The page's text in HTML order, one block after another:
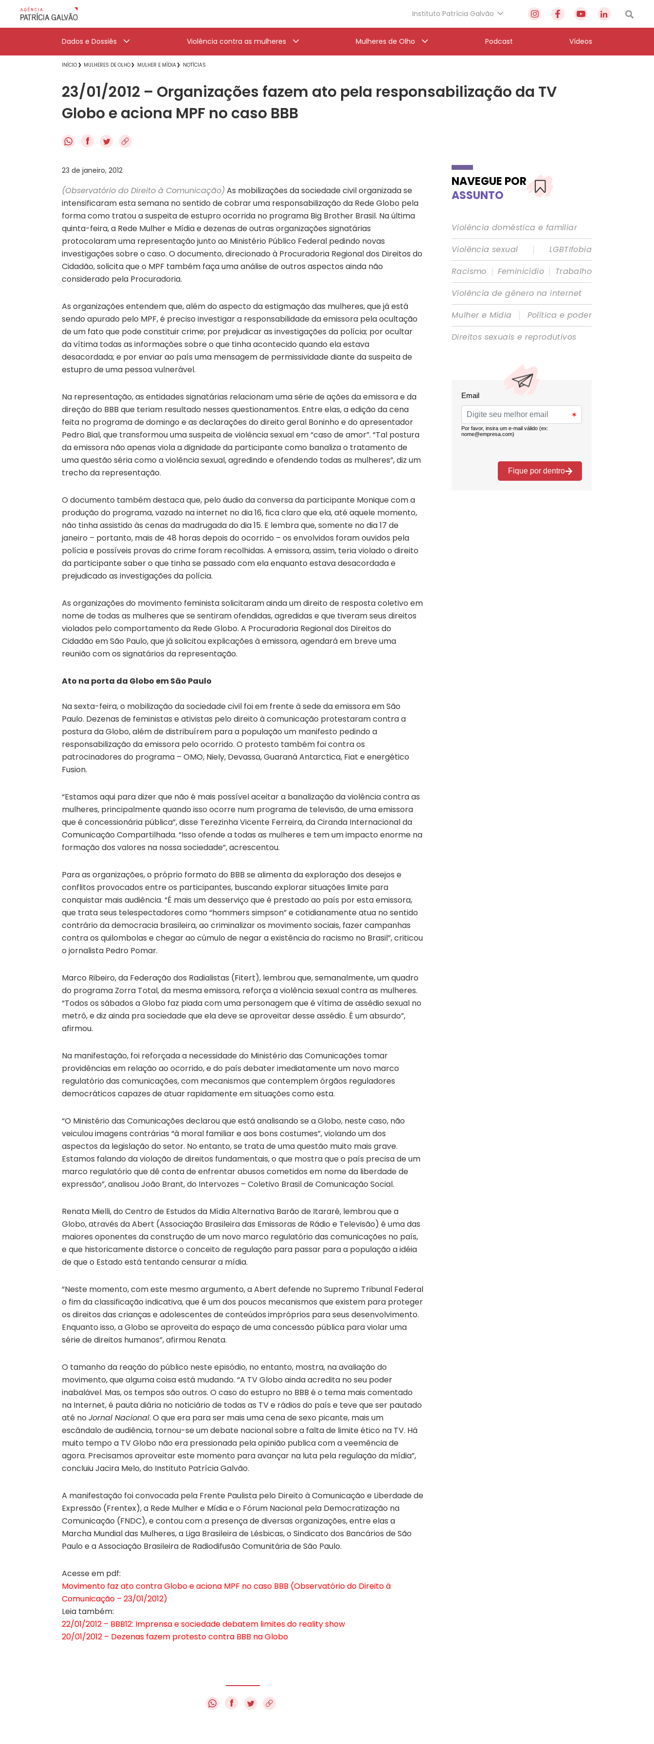
Instituto Patrícia Galvão
Dados e Dossiês Violência contra as mulheres Mulheres de Olho Podcast Vídeos
INÍCIO MULHERES DE OLHO MULHER E MÍDIA NOTÍCIAS
23/01/2012 – Organizações fazem ato pela responsabilização da TV
Globo e aciona MPF no caso BBB
f
23 de janeiro, 2012
(Observatório do Direito à Comunicação) As mobilizações da sociedade civil organizada se
intensificaram esta semana no sentido de cobrar uma responsabilização da Rede Globo pela
forma como tratou a suspeita de estupro ocorrida no programa Big Brother Brasil. Na última
quinta-feira, a Rede Mulher e Mídia e dezenas de outras organizações signatárias
protocolaram uma representação junto ao Ministério Público Federal pedindo novas
investigações sobre o caso. O documento, direcionado à Procuradoria Regional dos Direitos do
Cidadão, solicita que o MPF também faça uma análise de outros aspectos ainda não
considerado pela Procuradoria.
As organizações entendem que, além do aspecto da estigmação das mulheres, que já está
sendo apurado pelo MPF, é preciso investigar a responsabilidade da emissora pela ocultação
de um fato que pode constituir crime; por prejudicar as investigações da polícia; por ocultar
da vítima todas as informações sobre o que tinha acontecido quando ela estava
desacordada; e por enviar ao país uma mensagem de permissividade diante da suspeita de
estupro de uma pessoa vulnerável.
Na representação, as entidades signatárias relacionam uma série de ações da emissora e da
direção do BBB que teriam resultado nesses questionamentos. Entre elas, a edição da cena
feita no programa de domingo e as declarações do direito geral Boninho e do apresentador
Pedro Bial, que transformou uma suspeita de violência sexual em “caso de amor”. “Tal postura
da emissora não apenas viola a dignidade da participante como banaliza o tratamento de
uma questão séria como a violência sexual, agredindo e ofendendo todas as mulheres”, diz um
trecho da representação.
O documento também destaca que, pelo áudio da conversa da participante Monique com a
produção do programa, vazado na internet no dia 16, fica claro que ela, até aquele momento,
não tinha assistido às cenas da madrugada do dia 15. E lembra que, somente no dia 17 de
janeiro – portanto, mais de 48 horas depois do ocorrido – os envolvidos foram ouvidos pela
polícia e possíveis provas do crime foram recolhidas. A emissora, assim, teria violado o direito
da participante saber o que tinha se passado com ela enquanto estava desacordada e
prejudicado as investigações da polícia.
As organizações do movimento feminista solicitaram ainda um direito de resposta coletivo em
nome de todas as mulheres que se sentiram ofendidas, agredidas e que tiveram seus direitos
violados pelo comportamento da Rede Globo. A Procuradoria Regional dos Direitos do
Cidadão em São Paulo, que já solicitou explicações à emissora, agendará em breve uma
reunião com os signatários da representação.
Ato na porta da Globo em São Paulo
Na sexta-feira, o mobilização da sociedade civil foi em frente à sede da emissora em São
Paulo. Dezenas de feministas e ativistas pelo direito à comunicação protestaram contra a
postura da Globo, além de distribuírem para a população um manifesto pedindo a
responsabilização da emissora pelo ocorrido. O protesto também foi contra os
patrocinadores do programa – OMO, Niely, Devassa, Guaraná Antarctica, Fiat e energético
Fusion.
“Estamos aqui para dizer que não é mais possível aceitar a banalização da violência contra as
mulheres, principalmente quando isso ocorre num programa de televisão, de uma emissora
que é concessionária pública”, disse Terezinha Vicente Ferreira, da Ciranda Internacional da
Comunicação Compartilhada. “Isso ofende a todas as mulheres e tem um impacto enorme na
formação dos valores na nossa sociedade”, acrescentou.
Para as organizações, o próprio formato do BBB se alimenta da exploração dos desejos e
conflitos provocados entre os participantes, buscando explorar situações limite para
conquistar mais audiência. “É mais um desserviço que é prestado ao país por esta emissora,
que trata seus telespectadores como “hommers simpson” e cotidianamente atua no sentido
contrário da democracia brasileira, ao criminalizar os movimento sociais, fazer campanhas
contra os quilombolas e chegar ao cúmulo de negar a existência do racismo no Brasil”, criticou
o jornalista Pedro Pomar.
Marco Ribeiro, da Federação dos Radialistas (Fitert), lembrou que, semanalmente, um quadro
do programa Zorra Total, da mesma emissora, reforça a violência sexual contra as mulheres.
“Todos os sábados a Globo faz piada com uma personagem que é vítima de assédio sexual no
metrô, e diz ainda pra sociedade que ela deve se aproveitar desse assédio. É um absurdo”,
afirmou.
Na manifestação, foi reforçada a necessidade do Ministério das Comunicações tomar
providências em relação ao ocorrido, e do país debater imediatamente um novo marco
regulatório das comunicações, com mecanismos que contemplem órgãos reguladores
democráticos capazes de atuar rapidamente em situações como esta.
“O Ministério das Comunicações declarou que está analisando se a Globo, neste caso, não
veiculou imagens contrárias “à moral familiar e aos bons costumes”, violando um dos
aspectos da legislação do setor. No entanto, se trata de uma questão muito mais grave.
Estamos falando da violação de direitos fundamentais, o que mostra que o país precisa de um
marco regulatório que dê conta de enfrentar abusos cometidos em nome da liberdade de
expressão”, analisou João Brant, do Intervozes – Coletivo Brasil de Comunicação Social.
Renata Mielli, do Centro de Estudos da Mídia Alternativa Barão de Itararé, lembrou que a
Globo, através da Abert (Associação Brasileira das Emissoras de Rádio e Televisão) é uma das
maiores oponentes da construção de um novo marco regulatório das comunicações no país,
e que historicamente distorce o conceito de regulação para passar para a população a idéia
de que o Estado está tentando censurar a mídia.
“Neste momento, com este mesmo argumento, a Abert defende no Supremo Tribunal Federal
o fim da classificação indicativa, que é um dos poucos mecanismos que existem para proteger
os direitos das crianças e adolescentes de conteúdos impróprios para seus desenvolvimento.
Enquanto isso, a Globo se aproveita do espaço de uma concessão pública para violar uma
série de direitos humanos”, afirmou Renata.
O tamanho da reação do público neste episódio, no entanto, mostra, na avaliação do
movimento, que alguma coisa está mudando. “A TV Globo ainda acredita no seu poder
inabalável. Mas, os tempos são outros. O caso do estupro no BBB é o tema mais comentado
na Internet, é pauta diária no noticiário de todas as TV e rádios do país e teve que ser pautado
até no Jornal Nacional. O que era para ser mais uma cena de sexo picante, mais um
escândalo de audiência, tornou-se um debate nacional sobre a falta de limite ético na TV. Há
muito tempo a TV Globo não era pressionada pela opinião publica com a veemência de
agora. Precisamos aproveitar este momento para avançar na luta pela regulação da mídia”,
concluiu Jacira Melo, do Instituto Patrícia Galvão.
A manifestação foi convocada pela Frente Paulista pelo Direito à Comunicação e Liberdade de
Expressão (Frentex), a Rede Mulher e Mídia e o Fórum Nacional pela Democratização na
Comunicação (FNDC), e contou com a presença de diversas organizações, entre elas a
Marcha Mundial das Mulheres, a Liga Brasileira de Lésbicas, o Sindicato dos Bancários de São
Paulo e a Associação Brasileira de Radiodifusão Comunitária de São Paulo.
Acesse em pdf:
Movimento faz ato contra Globo e aciona MPF no caso BBB (Observatório do Direito à
Comunicação – 23/01/2012)
Leia também:
22/01/2012 – BBB12: Imprensa e sociedade debatem limites do reality show
20/01/2012 – Dezenas fazem protesto contra BBB na Globo
f
NAVEGUE POR
ASSUNTO
Violência doméstica e familiar
Violência sexual
|
LGBTIfobia
Racismo | Feminicídio | Trabalho
Violência de gênero na internet
Mulher e Mídia
|
Política e poder
Direitos sexuais e reprodutivos